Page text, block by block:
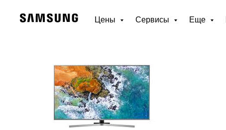
Цены Сервисы Еще